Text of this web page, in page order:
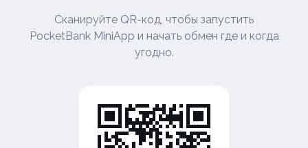
Сканируйте QR-код, чтобы запустить
PocketBank MiniApp и начать обмен где и когда
угодно.